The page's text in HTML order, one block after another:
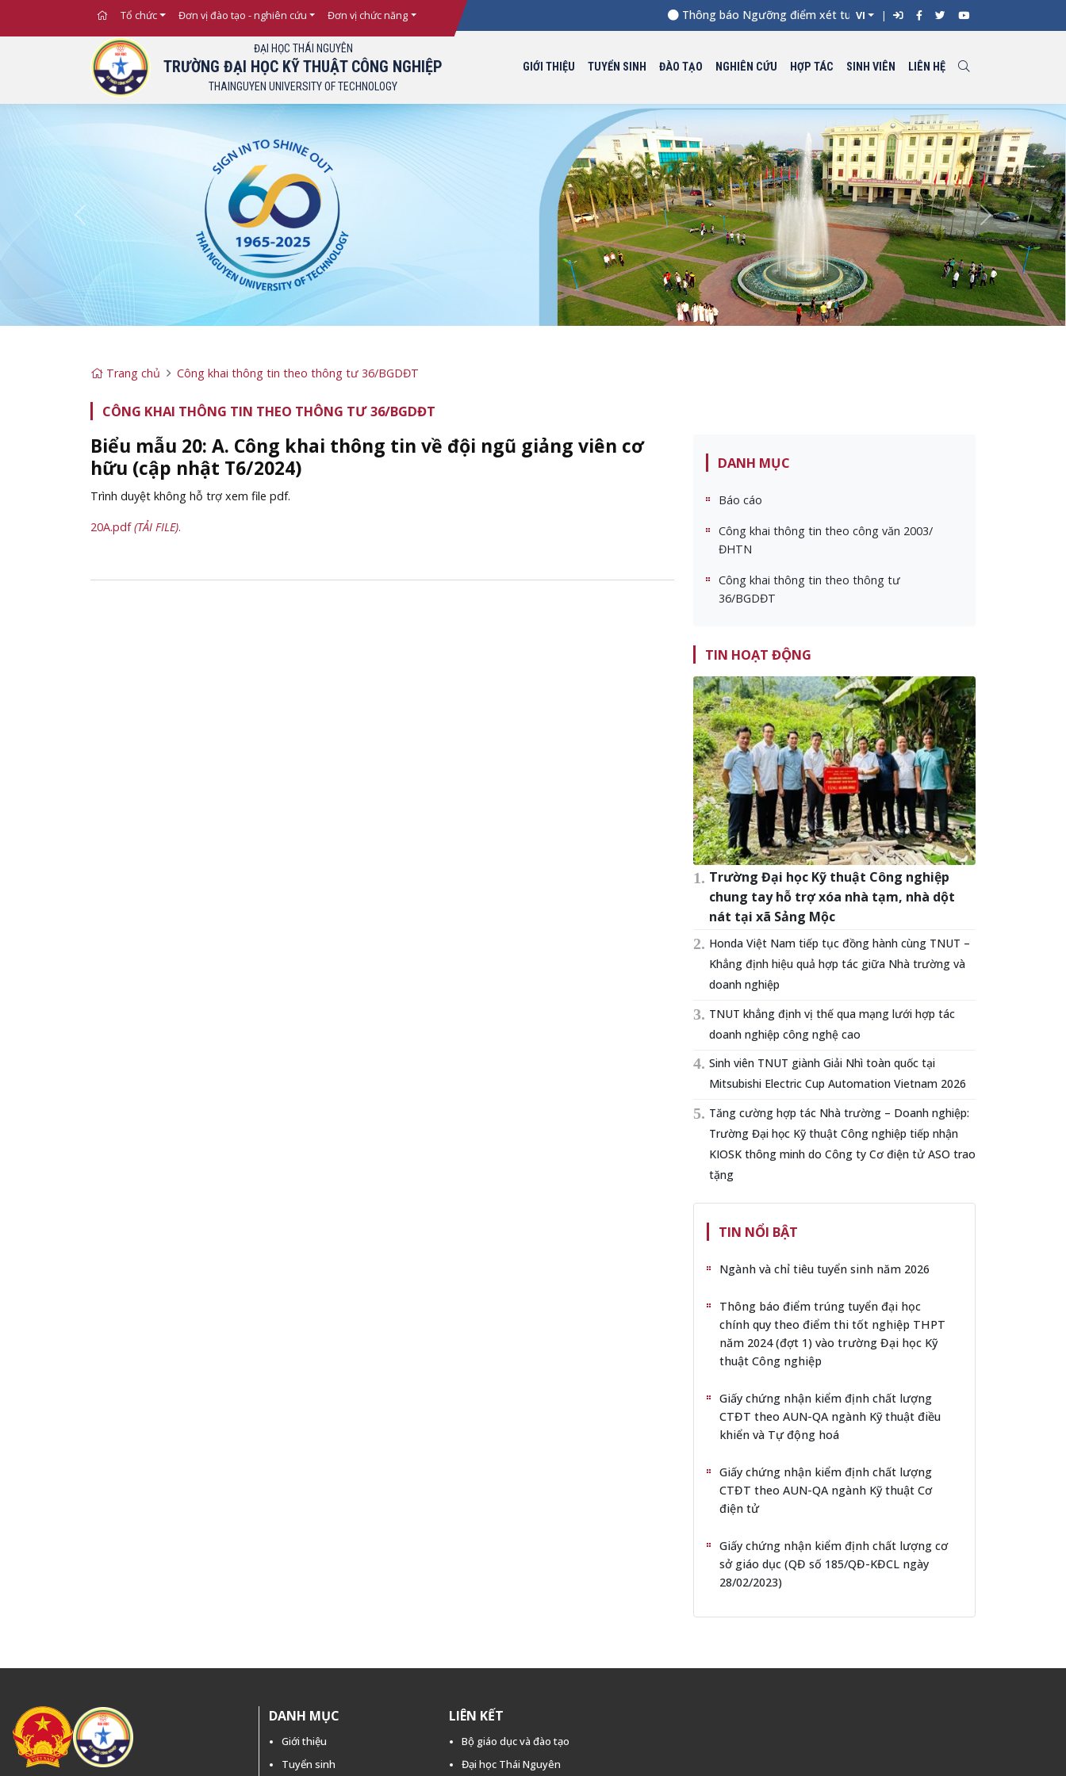
Tổ chức Đơn vị đào tạo - nghiên cứu Đơn vị chức năng Thông báo Ngưỡng điểm xét tuyển đối với từng ngành đào tạo Đại học
VI
ĐẠI HỌC THÁI NGUYÊN
TRƯỜNG ĐẠI HỌC KỸ THUẬT CÔNG NGHIỆP
THAINGUYEN UNIVERSITY OF TECHNOLOGY
GIỚI THIỆU TUYỂN SINH ĐÀO TẠO NGHIÊN CỨU HỢP TÁC SINH VIÊN LIÊN HỆ
Previous Next
Trang chủ Công khai thông tin theo thông tư 36/BGDĐT
CÔNG KHAI THÔNG TIN THEO THÔNG TƯ 36/BGDĐT
Biểu mẫu 20: A. Công khai thông tin về đội ngũ giảng viên cơ
hữu (cập nhật T6/2024)
Trình duyệt không hỗ trợ xem file pdf.
20A.pdf(TẢI FILE).
DANH MỤC
Báo cáo
Công khai thông tin theo công văn 2003/
ĐHTN
Công khai thông tin theo thông tư
36/BGDĐT
TIN HOẠT ĐỘNG
Trường Đại học Kỹ thuật Công nghiệp
chung tay hỗ trợ xóa nhà tạm, nhà dột
nát tại xã Sảng Mộc
Honda Việt Nam tiếp tục đồng hành cùng TNUT –
Khẳng định hiệu quả hợp tác giữa Nhà trường và
doanh nghiệp
TNUT khẳng định vị thế qua mạng lưới hợp tác
doanh nghiệp công nghệ cao
Sinh viên TNUT giành Giải Nhì toàn quốc tại
Mitsubishi Electric Cup Automation Vietnam 2026
Tăng cường hợp tác Nhà trường – Doanh nghiệp:
Trường Đại học Kỹ thuật Công nghiệp tiếp nhận
KIOSK thông minh do Công ty Cơ điện tử ASO trao
tặng
TIN NỔI BẬT
Ngành và chỉ tiêu tuyển sinh năm 2026
Thông báo điểm trúng tuyển đại học
chính quy theo điểm thi tốt nghiệp THPT
năm 2024 (đợt 1) vào trường Đại học Kỹ
thuật Công nghiệp
Giấy chứng nhận kiểm định chất lượng
CTĐT theo AUN-QA ngành Kỹ thuật điều
khiển và Tự động hoá
Giấy chứng nhận kiểm định chất lượng
CTĐT theo AUN-QA ngành Kỹ thuật Cơ
điện tử
Giấy chứng nhận kiểm định chất lượng cơ
sở giáo dục (QĐ số 185/QĐ-KĐCL ngày
28/02/2023)
DANH MỤC
Giới thiệu
Tuyển sinh
LIÊN KẾT
Bộ giáo dục và đào tạo
Đại học Thái Nguyên